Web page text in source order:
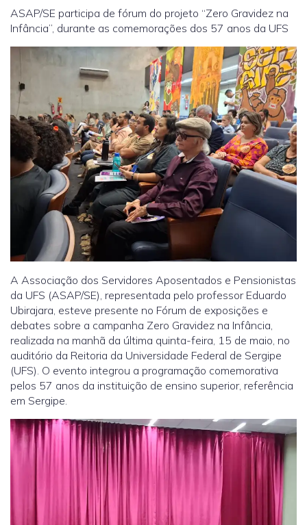
ASAP/SE participa de fórum do projeto “Zero Gravidez na
Infância”, durante as comemorações dos 57 anos da UFS
A Associação dos Servidores Aposentados e Pensionistas
da UFS (ASAP/SE), representada pelo professor Eduardo
Ubirajara, esteve presente no Fórum de exposições e
debates sobre a campanha Zero Gravidez na Infância,
realizada na manhã da última quinta-feira, 15 de maio, no
auditório da Reitoria da Universidade Federal de Sergipe
(UFS). O evento integrou a programação comemorativa
pelos 57 anos da instituição de ensino superior, referência
em Sergipe.